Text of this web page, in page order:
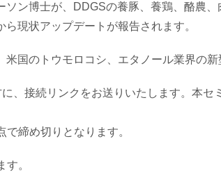
ン博士が、DDGSの養豚、養鶏、酪農
現状アップデートが報告されます。
国のトウモロコシ、エタノール業界の
、接続リンクをお送りいたします。本
締め切りとなります。
。